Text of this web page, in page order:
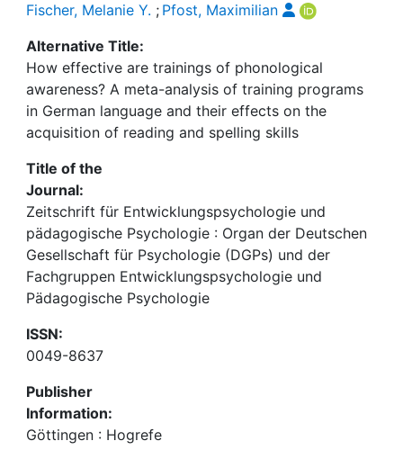
Fischer, Melanie Y. ; Pfost, Maximilian
Alternative Title:
How effective are trainings of phonological
awareness? A meta-analysis of training programs
in German language and their effects on the
acquisition of reading and spelling skills
Title of the
Journal:
Zeitschrift für Entwicklungspsychologie und
pädagogische Psychologie : Organ der Deutschen
Gesellschaft für Psychologie (DGPs) und der
Fachgruppen Entwicklungspsychologie und
Pädagogische Psychologie
ISSN:
0049-8637
Publisher
Information:
Göttingen : Hogrefe